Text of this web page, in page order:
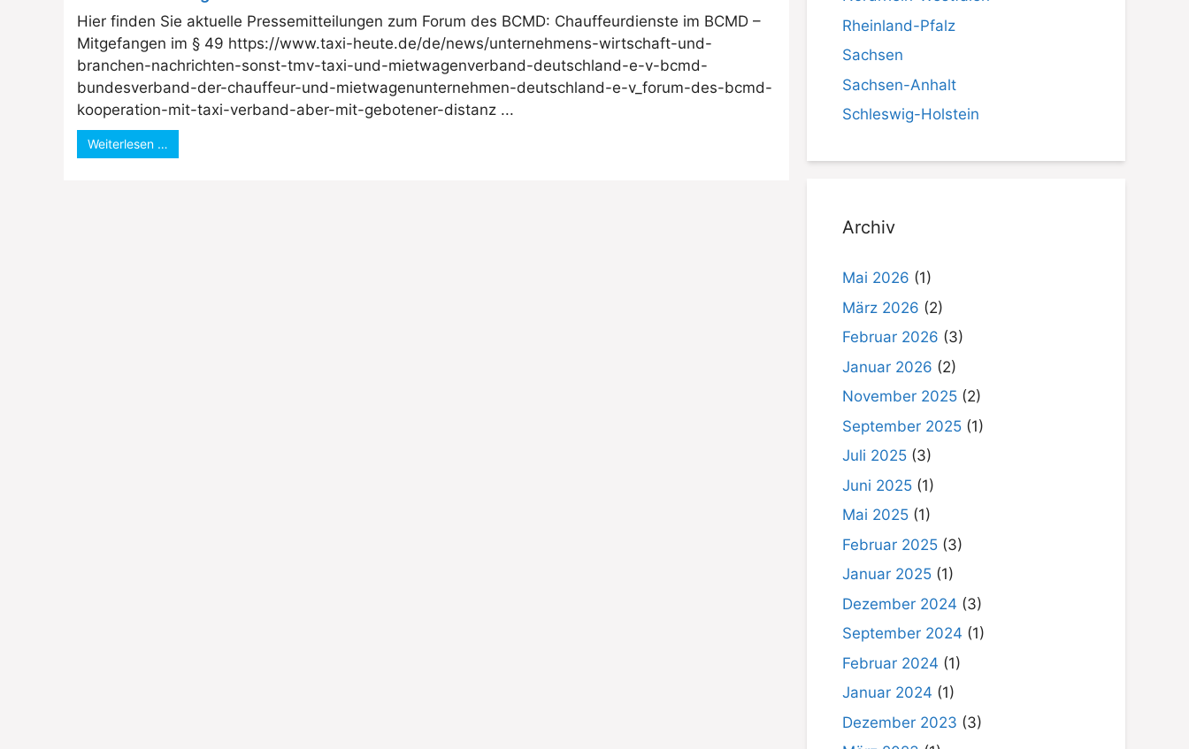
Hier finden Sie aktuelle Pressemitteilungen zum Forum des BCMD: Chauffeurdienste im BCMD –
Mitgefangen im § 49 https://www.taxi-heute.de/de/news/unternehmens-wirtschaft-und-
branchen-nachrichten-sonst-tmv-taxi-und-mietwagenverband-deutschland-e-v-bcmd-
bundesverband-der-chauffeur-und-mietwagenunternehmen-deutschland-e-v_forum-des-bcmd-
kooperation-mit-taxi-verband-aber-mit-gebotener-distanz ...
Weiterlesen …
Rheinland-Pfalz
Sachsen
Sachsen-Anhalt
Schleswig-Holstein
Archiv
Mai 2026 (1)
März 2026 (2)
Februar 2026 (3)
Januar 2026 (2)
November 2025 (2)
September 2025 (1)
Juli 2025 (3)
Juni 2025 (1)
Mai 2025 (1)
Februar 2025 (3)
Januar 2025 (1)
Dezember 2024 (3)
September 2024 (1)
Februar 2024 (1)
Januar 2024 (1)
Dezember 2023 (3)